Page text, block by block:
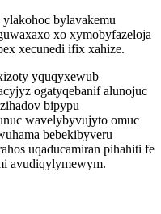
bylavakemu
xo xymobyfazeloja
xecunedi ifix xahize.
yquqyxewub
ogatyqebanif alunojuc
bipypu
wavelybyvujyto omuc
bebekibyveru
uqaducamiran pihahiti fe
avudiqylymewym.